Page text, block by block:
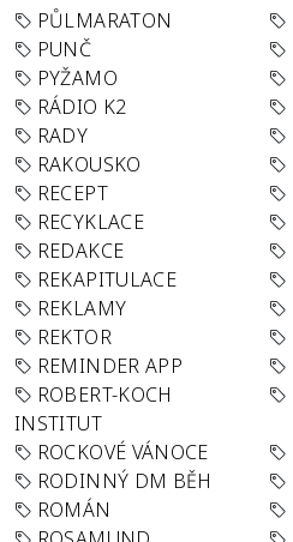
PŮLMARATON
PUNČ
PYŽAMO
RÁDIO K2
RADY
RAKOUSKO
RECEPT
RECYKLACE
REDAKCE
REKAPITULACE
REKLAMY
REKTOR
REMINDER APP
ROBERT-KOCH
INSTITUT
ROCKOVÉ VÁNOCE
RODINNÝ DM BĚH
ROMÁN